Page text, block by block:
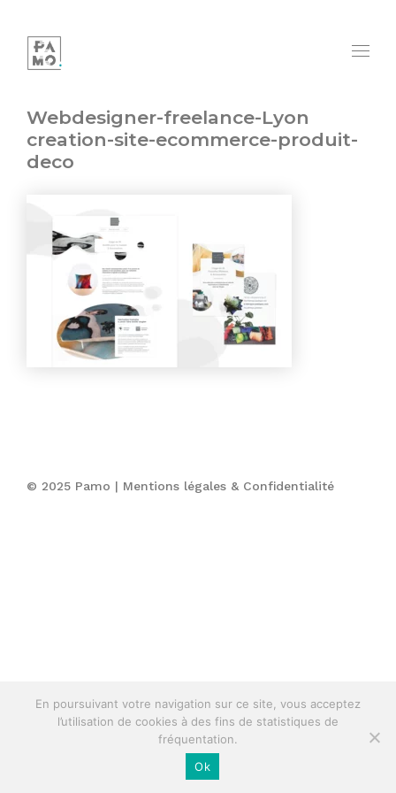
Webdesigner-freelance-Lyon
creation-site-ecommerce-produit-
deco
© 2025 Pamo | Mentions légales & Confidentialité
En poursuivant votre navigation sur ce site, vous acceptez
l’utilisation de cookies à des fins de statistiques de
fréquentation.
Ok